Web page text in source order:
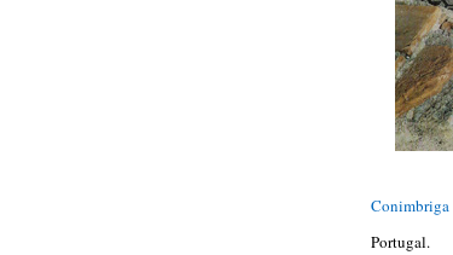
Conimbriga
Portugal.